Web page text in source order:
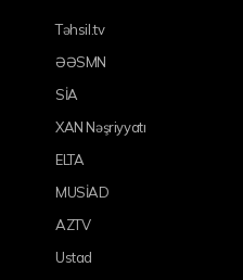
Təhsil.tv
ƏƏSMN
SİA
XAN Nəşriyyatı
ELTA
MUSİAD
AZTV
Ustad